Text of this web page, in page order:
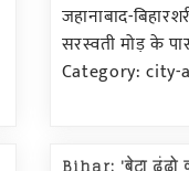
जहानाबाद-
सरस्वती मोड़ के
Category: city-